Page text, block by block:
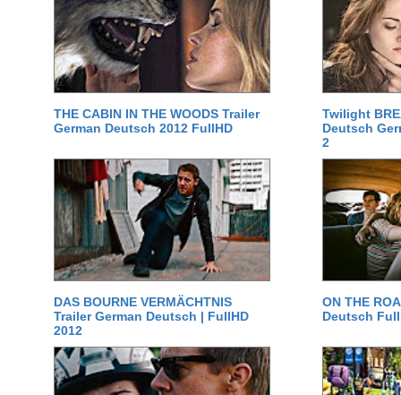
THE CABIN IN THE WOODS Trailer
German Deutsch 2012 FullHD
Twilight
Deutsch
2
DAS BOURNE VERMÄCHTNIS
Trailer German Deutsch | FullHD
2012
ON THE
Deutsch